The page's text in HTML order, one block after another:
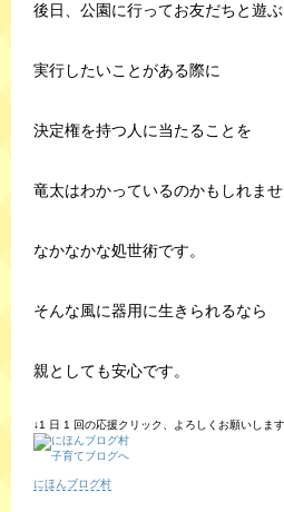
後日、公園に行ってお友だちと遊ぶ
実行したいことがある際に
決定権を持つ人に当たることを
竜太はわかっているのかもしれませ
なかなかな処世術です。
そんな風に器用に生きられるなら
親としても安心です。
↓1 日 1 回の応援クリック、よろしくお願いしま
にほんブログ村